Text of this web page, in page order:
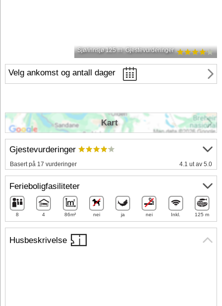
Sjø/innsjø 125 m Gjestevurderinger
Velg ankomst og antall dager
Husbeskrivelse
Gjestevurderinger
Basert på 17 vurderinger 4.1 ut av 5.0
Ferieboligfasiliteter
8 4 86m² nei ja nei Inkl. 125 m
Kart